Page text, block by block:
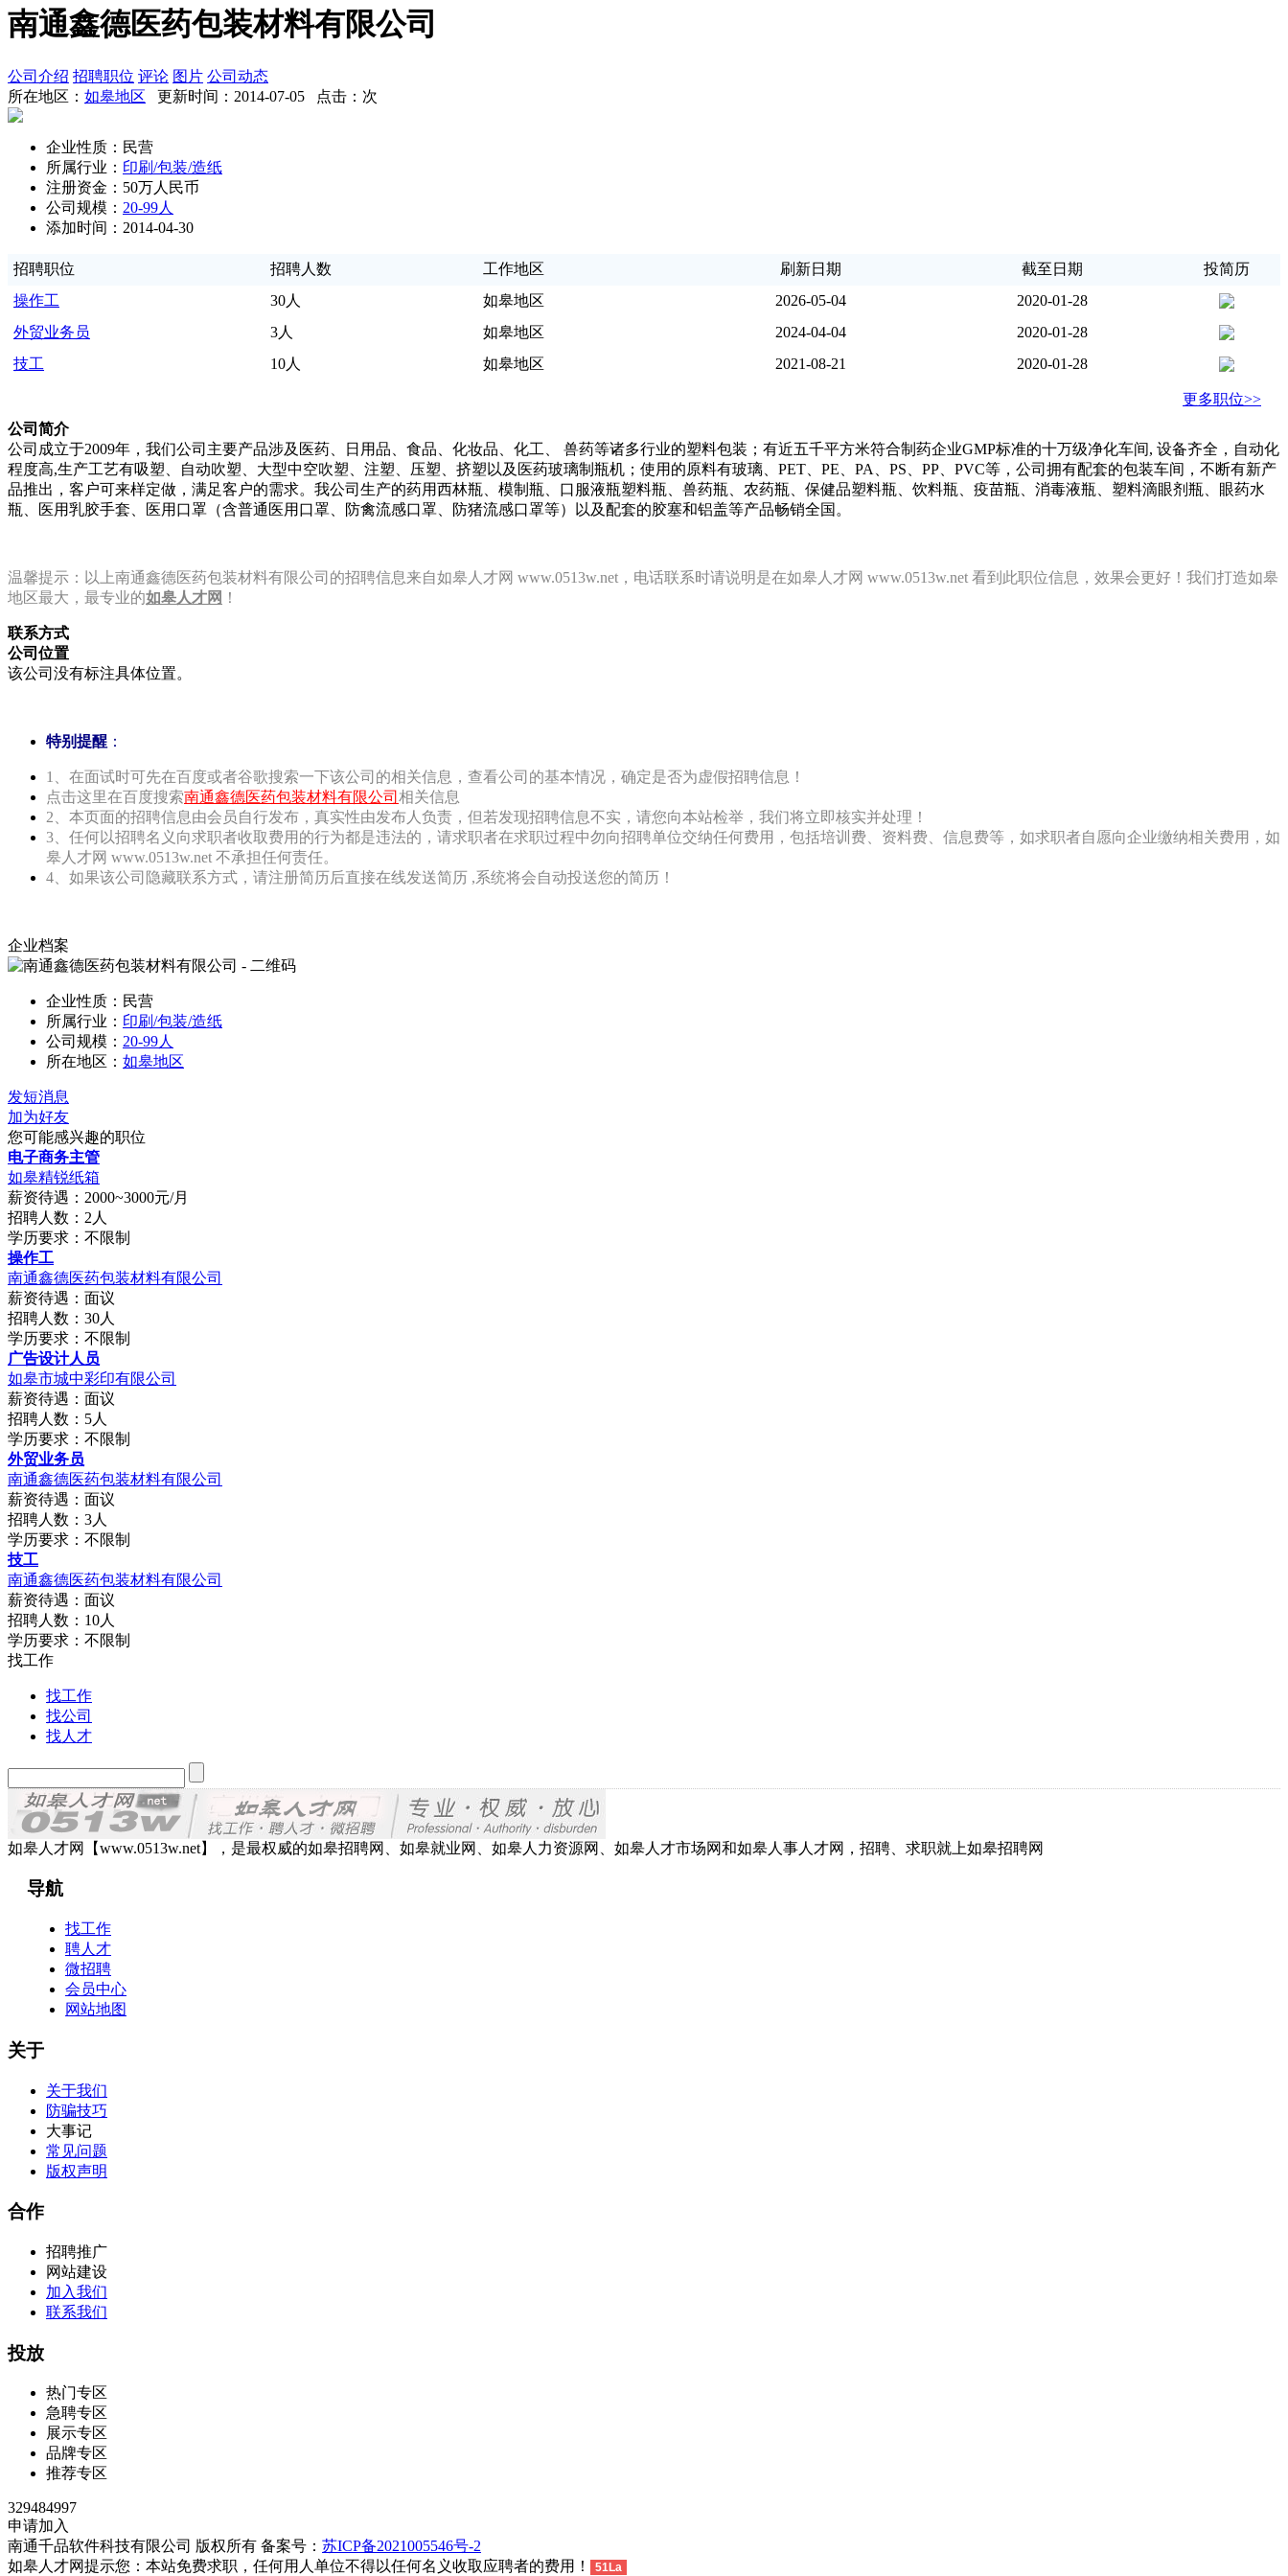
南通鑫德医药包装材料有限公司
公司介绍 招聘职位 评论 图片 公司动态
所在地区： 如皋地区 更新时间：2014-07-05 点击： 次
企业性质：民营
所属行业： 印刷/包装/造纸
注册资金：50万人民币
公司规模： 20-99人
添加时间：2014-04-30
招聘职位 招聘人数 工作地区 刷新日期 截至日期
投简历
操作工
30人 如皋地区 2026-05-04
2020-01-28
外贸业务员
3人 如皋地区 2024-04-04
2020-01-28
技工
10人 如皋地区 2021-08-21 2020-01-28
更多职位>>
公司简介
公司成立于2009年，我们公司主要产品涉及医药、日用品、食品、化妆品、化工、 兽药等诸多行业的塑料包装；有近五千平方米符合制药企业GMP标准的十万级净化车间, 设备齐全，自动化
程度高,生产工艺有吸塑、自动吹塑、大型中空吹塑、注塑、压塑、挤塑以及医药玻璃制瓶机；使用的原料有玻璃、PET、PE、PA、PS、PP、PVC等，公司拥有配套的包装车间，不断有新产
品推出，客户可来样定做，满足客户的需求。我公司生产的药用西林瓶、模制瓶、口服液瓶塑料瓶、兽药瓶、农药瓶、保健品塑料瓶、饮料瓶、疫苗瓶、消毒液瓶、塑料滴眼剂瓶、眼药水
瓶、医用乳胶手套、医用口罩（含普通医用口罩、防禽流感口罩、防猪流感口罩等）以及配套的胶塞和铝盖等产品畅销全国。
温馨提示：以上南通鑫德医药包装材料有限公司的招聘信息来自如皋人才网 www.0513w.net，电话联系时请说明是在如皋人才网 www.0513w.net 看到此职位信息，效果会更好！我们打造如皋
地区最大，最专业的如皋人才网 ！
联系方式
公司位置
该公司没有标注具体位置。
特别提醒 ：
1、在面试时可先在百度或者谷歌搜索一下该公司的相关信息，查看公司的基本情况，确定是否为虚假招聘信息！
点击这里在百度搜索南通鑫德医药包装材料有限公司 相关信息
2、本页面的招聘信息由会员自行发布，真实性由发布人负责，但若发现招聘信息不实，请您向本站检举，我们将立即核实并处理！
3、任何以招聘名义向求职者收取费用的行为都是违法的，请求职者在求职过程中勿向招聘单位交纳任何费用，包括培训费、资料费、信息费等，如求职者自愿向企业缴纳相关费用，如
皋人才网 www.0513w.net 不承担任何责任。
4、如果该公司隐藏联系方式，请注册简历后直接在线发送简历 ,系统将会自动投送您的简历！
企业档案
企业性质：民营
所属行业： 印刷/包装/造纸
公司规模： 20-99人
所在地区： 如皋地区
发短消息
加为好友
您可能感兴趣的职位
电子商务主管
如皋精锐纸箱
薪资待遇：2000~3000元/月
招聘人数：2人
学历要求：不限制
操作工
南通鑫德医药包装材料有限公司
薪资待遇：面议
招聘人数：30人
学历要求：不限制
广告设计人员
如皋市城中彩印有限公司
薪资待遇：面议
招聘人数：5人
学历要求：不限制
外贸业务员
南通鑫德医药包装材料有限公司
薪资待遇：面议
招聘人数：3人
学历要求：不限制
技工
南通鑫德医药包装材料有限公司
薪资待遇：面议
招聘人数：10人
学历要求：不限制
找工作
找工作
找公司
找人才
如皋人才网【www.0513w.net】，是最权威的如皋招聘网、如皋就业网、如皋人力资源网、如皋人才市场网和如皋人事人才网，招聘、求职就上如皋招聘网
导航
找工作
聘人才
微招聘
会员中心
网站地图
关于
关于我们
防骗技巧
大事记
常见问题
版权声明
合作
招聘推广
网站建设
加入我们
联系我们
投放
热门专区
急聘专区
展示专区
品牌专区
推荐专区
329484997
申请加入
南通千品软件科技有限公司 版权所有 备案号： 苏ICP备2021005546号-2
如皋人才网提示您：本站免费求职，任何用人单位不得以任何名义收取应聘者的费用！
51La